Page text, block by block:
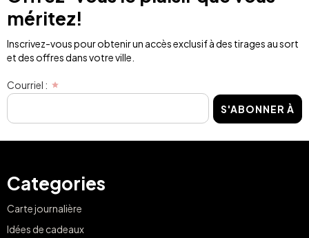
méritez!
Inscrivez-vous pour obtenir un accès exclusif à des tirages au sort
et des offres dans votre ville.
Courriel :
S'ABONNER À
Categories
Carte journalière
Idées de cadeaux